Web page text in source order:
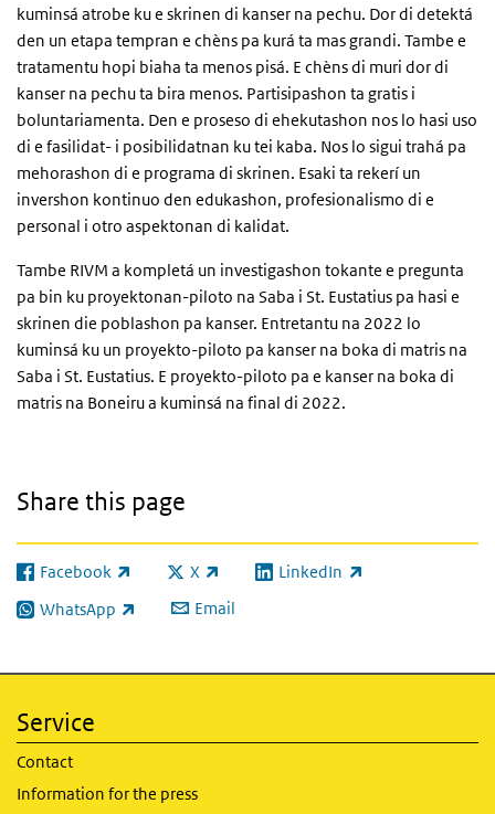
kuminsá atrobe ku e skrinen di kanser na pechu. Dor di detektá
den un etapa tempran e chèns pa kurá ta mas grandi. Tambe e
tratamentu hopi biaha ta menos pisá. E chèns di muri dor di
kanser na pechu ta bira menos. Partisipashon ta gratis i
boluntariamenta. Den e proseso di ehekutashon nos lo hasi uso
di e fasilidat- i posibilidatnan ku tei kaba. Nos lo sigui trahá pa
mehorashon di e programa di skrinen. Esaki ta rekerí un
invershon kontinuo den edukashon, profesionalismo di e
personal i otro aspektonan di kalidat.
Tambe RIVM a kompletá un investigashon tokante e pregunta
pa bin ku proyektonan-piloto na Saba i St. Eustatius pa hasi e
skrinen die poblashon pa kanser. Entretantu na 2022 lo
kuminsá ku un proyekto-piloto pa kanser na boka di matris na
Saba i St. Eustatius. E proyekto-piloto pa e kanser na boka di
matris na Boneiru a kuminsá na final di 2022.
Share this page
Facebook
(link is external) X
(link is external)LinkedIn
(link is external)
WhatsApp
(link is external) Email
Service
Contact
Information for the press